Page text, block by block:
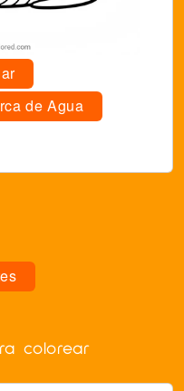
de Agua
colorear